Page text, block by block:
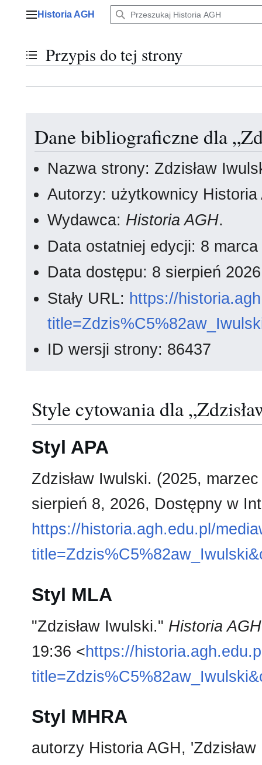
Menu główne
Historia AGH
Przełącz stan spisu treści
Przypis do tej strony
Dane bibliograficzne dla
Nazwa strony: Zdzisław
Autorzy: użytkownicy Historia
Wydawca: Historia AGH.
Data ostatniej edycji: 8
Data dostępu: 8 sierpień
Stały URL: https://
ID wersji strony: 86437
Style cytowania dla
Styl APA
Zdzisław Iwulski. (2025,
sierpień 8, 2026, Dostępny w
https://historia.agh.edu.pl/
Styl MLA
"Zdzisław Iwulski." Historia AGH
19:36 <https://
Styl MHRA
autorzy Historia AGH,